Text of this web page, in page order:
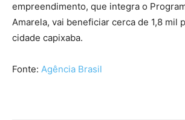
empreendimento, que integra o
Amarela, vai beneficiar cerca de 1,8 mil
cidade capixaba.
Fonte: Agência Brasil